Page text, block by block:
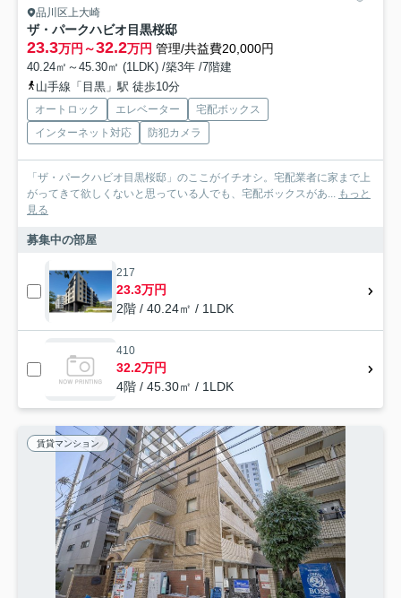
品川区上大崎
ザ・パークハビオ目黒桜邸
23.3万円～32.2万円 管理/共益費20,000円
40.24㎡～45.30㎡ (1LDK) /築3年 /7階建
山手線「目黒」駅 徒歩10分
オートロック エレベーター
宅配ボックス
インターネット対応
防犯カメラ
「ザ・パークハビオ目黒桜邸」のここがイチオシ。宅配業者に家まで上
がってきて欲しくないと思っている人でも、宅配ボックスがあ... もっと
見る
募集中の部屋
217
23.3万円
2階 / 40.24㎡ / 1LDK
410
32.2万円
4階 / 45.30㎡ / 1LDK
賃貸マンション